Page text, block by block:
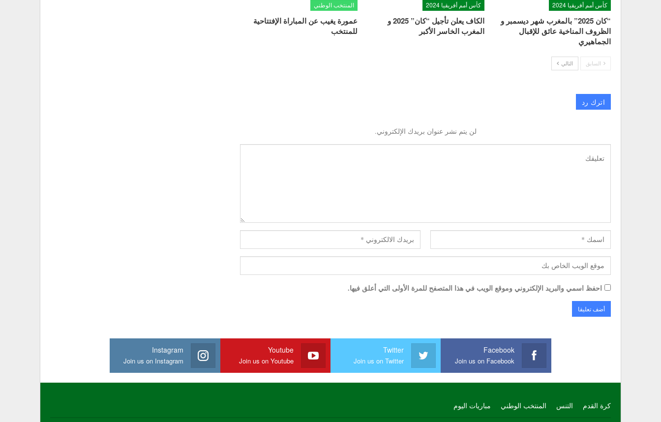
كأس أمم أفريقيا 2024
“كان 2025” بالمغرب شهر ديسمبر و
الظروف المناخية عائق للإقبال
الجماهيري
كأس أمم أفريقيا 2024
الكاف يعلن تأجيل “كان” 2025 و
المغرب الخاسر الأكبر
المنتخب الوطني
عمورة يغيب عن المباراة الإفتتاحية
للمنتخب
السابق التالي
اترك رد
لن يتم نشر عنوان بريدك الإلكتروني.
احفظ اسمي والبريد الإلكتروني وموقع الويب في هذا المتصفح للمرة الأولى التي أعلق فيها.
Facebook
Join us on Facebook
Twitter
Join us on Twitter
Youtube
Join us on Youtube
Instagram
Join us on Instagram
كرة القدم التنس المنتخب الوطني مباريات اليوم